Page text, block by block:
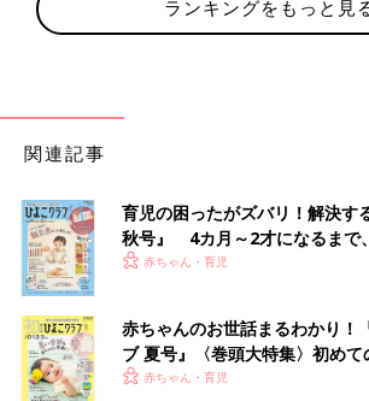
ランキングをもっと見
関連記事
育児の困ったがズバリ！解決す
秋号』 4カ月～2才になるまで
いっぱい！
赤ちゃん・育児
赤ちゃんのお世話まるわかり！
ブ 夏号』〈巻頭大特集〉初め
く！ おっぱい・ミルクの基本と
赤ちゃん・育児